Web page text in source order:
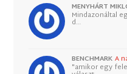
MENYHÁRT
Mindazonáltal
d…
BENCHMARK A
"amikor egy